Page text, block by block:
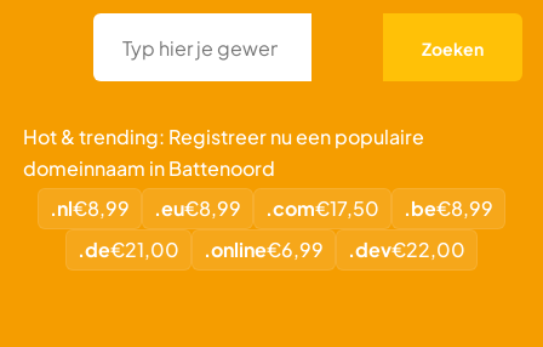
Zoeken
Hot & trending: Registreer nu een populaire
domeinnaam in Battenoord
.nl€8,99 .eu€8,99 .com€17,50 .be€8,99
.de€21,00 .online€6,99 .dev€22,00